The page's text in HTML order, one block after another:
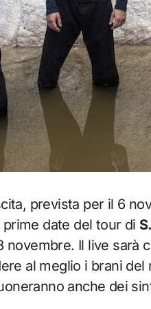
prevista per il 6
date del tour di
novembre. Il live
al meglio i brani
anche dei